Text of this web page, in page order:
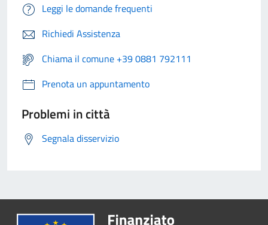
Leggi le domande frequenti
Richiedi Assistenza
Chiama il comune +39 0881 792111
Prenota un appuntamento
Problemi in città
Segnala disservizio